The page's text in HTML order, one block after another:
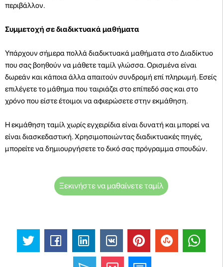
περιβάλλον.
Συμμετοχή σε διαδικτυακά μαθήματα
Υπάρχουν σήμερα πολλά διαδικτυακά μαθήματα στο Διαδίκτυο
που σας βοηθούν να μάθετε ταμίλ γλώσσα. Ορισμένα είναι
δωρεάν και κάποια άλλα απαιτούν συνδρομή επί πληρωμή. Εσείς
επιλέγετε το μάθημα που ταιριάζει στο επίπεδό σας και στο
χρόνο που είστε έτοιμοι να αφιερώσετε στην εκμάθηση.
Η εκμάθηση ταμίλ χωρίς εγχειρίδια είναι δυνατή και μπορεί να
είναι διασκεδαστική. Χρησιμοποιώντας διαδικτυακές πηγές,
μπορείτε να δημιουργήσετε το δικό σας πρόγραμμα σπουδών.
Ξεκινήστε να μαθαίνετε ταμίλ